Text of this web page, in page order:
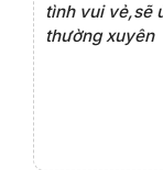
tình vui vẻ,sẽ
thường xuyên